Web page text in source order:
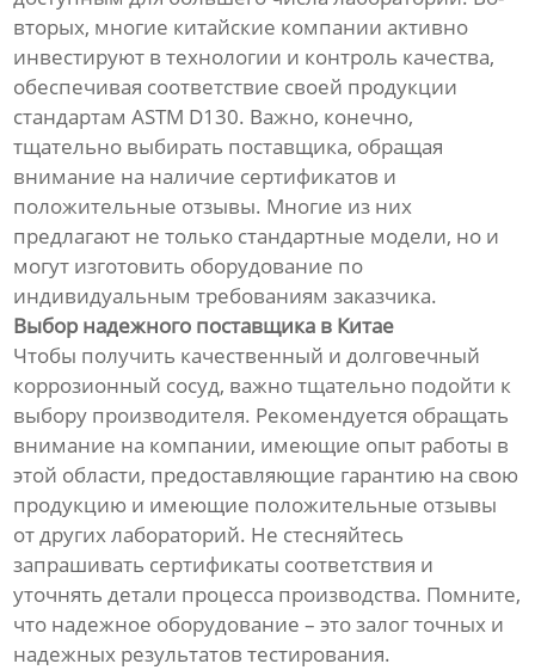
вторых, многие китайские компании активно
инвестируют в технологии и контроль качества,
обеспечивая соответствие своей продукции
стандартам ASTM D130. Важно, конечно,
тщательно выбирать поставщика, обращая
внимание на наличие сертификатов и
положительные отзывы. Многие из них
предлагают не только стандартные модели, но и
могут изготовить оборудование по
индивидуальным требованиям заказчика.
Выбор надежного поставщика в Китае
Чтобы получить качественный и долговечный
коррозионный сосуд, важно тщательно подойти к
выбору производителя. Рекомендуется обращать
внимание на компании, имеющие опыт работы в
этой области, предоставляющие гарантию на свою
продукцию и имеющие положительные отзывы
от других лабораторий. Не стесняйтесь
запрашивать сертификаты соответствия и
уточнять детали процесса производства. Помните,
что надежное оборудование – это залог точных и
надежных результатов тестирования.